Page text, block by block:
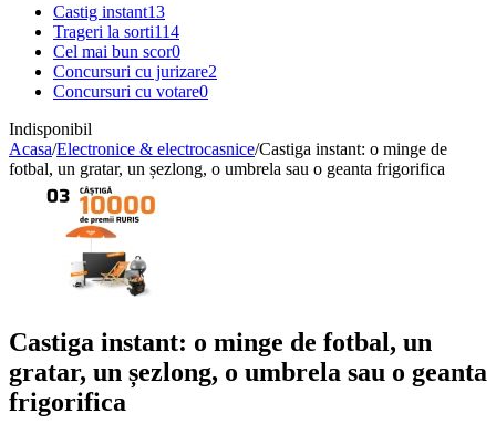
Castig instant13
Trageri la sorti114
Cel mai bun scor0
Concursuri cu jurizare2
Concursuri cu votare0
Indisponibil
Acasa/Electronice & electrocasnice/Castiga instant: o minge de
fotbal, un gratar, un șezlong, o umbrela sau o geanta frigorifica
Castiga instant: o minge de fotbal, un
gratar, un șezlong, o umbrela sau o geanta
frigorifica